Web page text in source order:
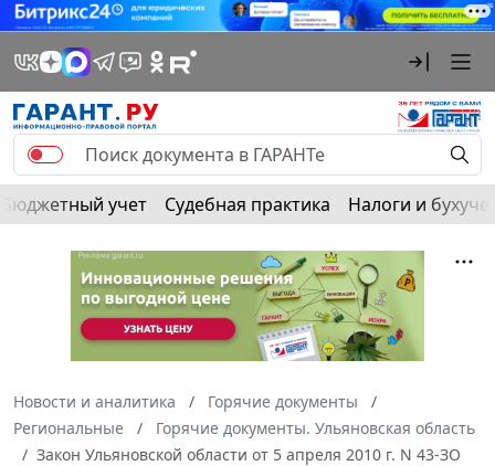
Бюджетный учет Судебная практика Налоги и
Новости и аналитика
Горячие документы
Региональные
Горячие документы. Ульяновская область
Закон Ульяновской области от 5 апреля 2010 г. N 43-ЗО